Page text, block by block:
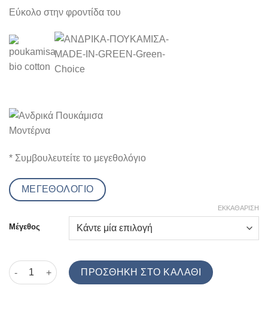
Εύκολο στην φροντίδα του
* Συμβουλευτείτε το μεγεθολόγιο
ΜΕΓΕΘΟΛΟΓΙΟ
Μέγεθος
ΕΚΚΑΘΆΡΙΣΗ
Ανδρικό Πουκάμισο Μαύρο Τυπωμένο Comfort Fit Green
ΠΡΟΣΘΉΚΗ ΣΤΟ ΚΑΛΆΘΙ